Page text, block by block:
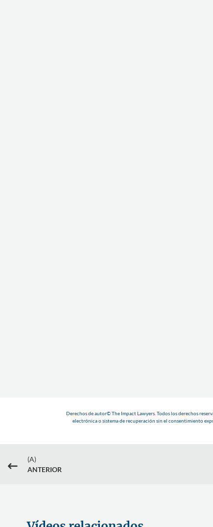
Derechos de autor© The Impact Lawyers. Todos los derechos
electrónica o sistema de recuperación sin el consentimiento
#
(A)
ANTERIOR